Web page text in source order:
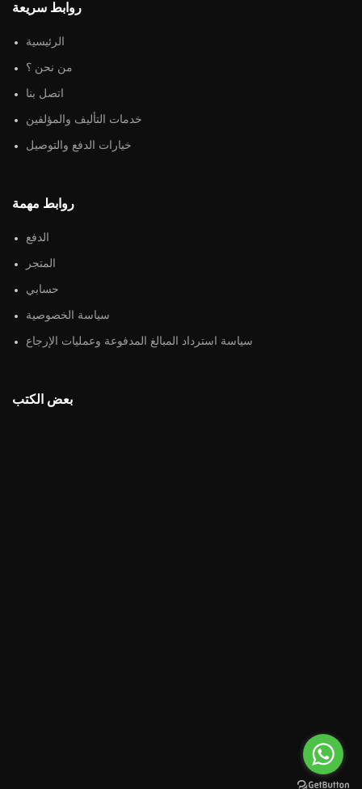
روابط سريعة
الرئيسية
من نحن ؟
اتصل بنا
خدمات التأليف والمؤلفين
خيارات الدفع والتوصيل
روابط مهمة
الدفع
المتجر
حسابي
سياسة الخصوصية
سياسة استرداد المبالغ المدفوعة وعمليات الإرجاع
بعض الكتب